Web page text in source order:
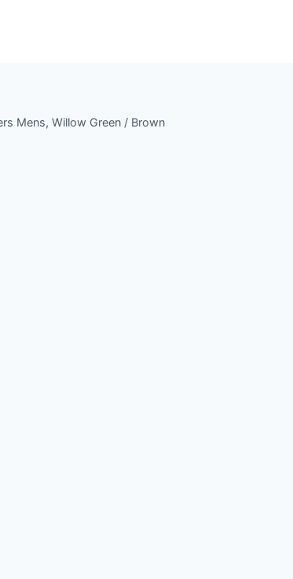
Mens, Willow Green / Brown